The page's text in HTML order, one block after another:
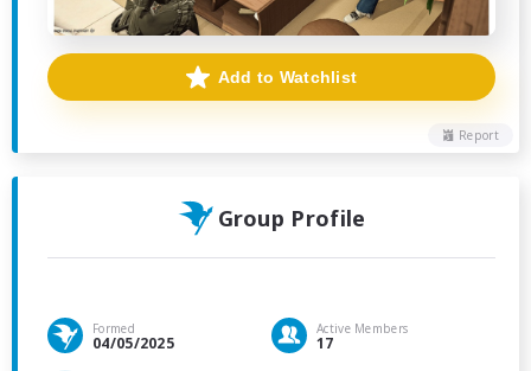
Report
Add to Watchlist
Group Profile
Formed
04/05/2025
Active Members
17